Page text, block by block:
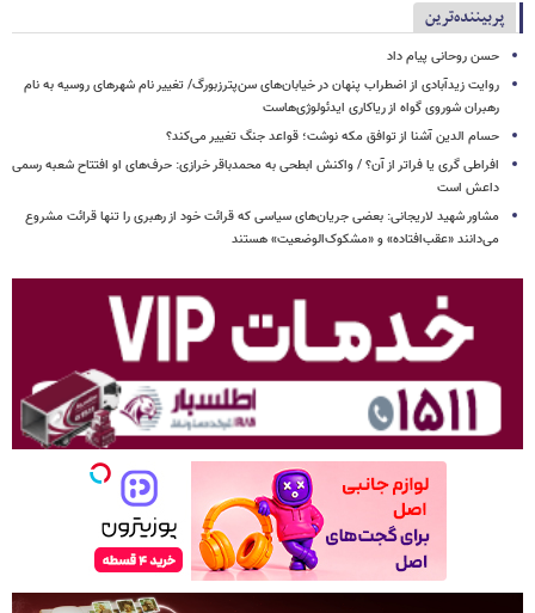
پربیننده‌ترین
حسن روحانی پیام داد
روایت زیدآبادی از اضطراب پنهان در خیابان‌های سن‌پترزبورگ/ تغییر نام شهرهای روسیه به نام
رهبران شوروی گواه از ریاکاری ایدئولوژی‌هاست
حسام الدین آشنا از توافق مکه نوشت؛ قواعد جنگ تغییر می‌کند؟
افراطی گری یا فراتر از آن؟ / واکنش ابطحی به محمدباقر خرازی: حرف‌های او افتتاح شعبه رسمی
داعش است
مشاور شهید لاریجانی: بعضی جریان‌های سیاسی که قرائت خود از رهبری را تنها قرائت مشروع
می‌دانند «عقب‌افتاده» و «مشکوک‌الوضعیت» هستند